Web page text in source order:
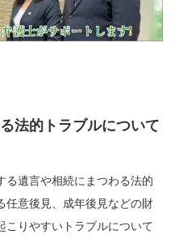
法的トラブルについて
る遺言や相続にまつわる法的
任意後見、成年後見などの財
こりやすいトラブルについて